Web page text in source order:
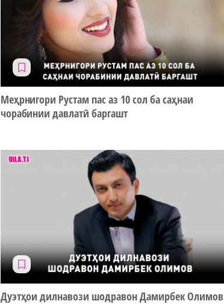
Меҳрнигори Рустам пас аз 10 сол ба саҳнаи
чорабинии давлатӣ баргашт
Дуэтҳои дилнавози шодравон Дамирбек Олимов